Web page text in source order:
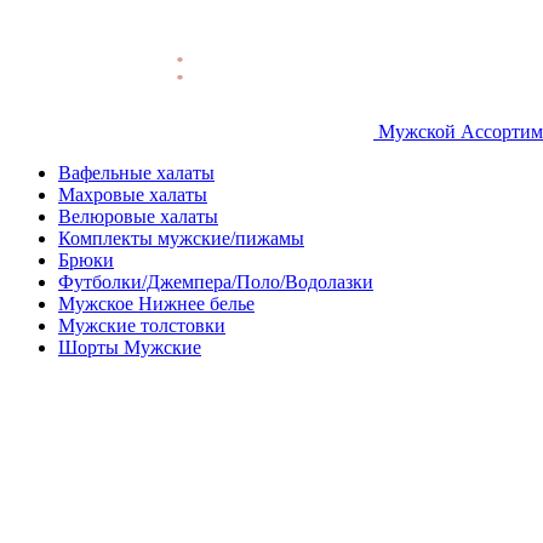
Мужской
Вафельные халаты
Махровые халаты
Велюровые халаты
Комплекты мужские/пижамы
Брюки
Футболки/Джемпера/Поло/Водолазки
Мужское Нижнее белье
Мужские толстовки
Шорты Мужские